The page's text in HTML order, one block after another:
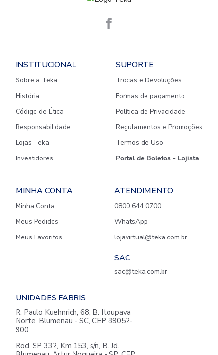
INSTITUCIONAL
Sobre a Teka
História
Código de Ética
Responsabilidade
Lojas Teka
Investidores
SUPORTE
Trocas e Devoluções
Formas de pagamento
Política de Privacidade
Regulamentos e Promoções
Termos de Uso
Portal de Boletos - Lojista
MINHA CONTA
Minha Conta
Meus Pedidos
Meus Favoritos
ATENDIMENTO
0800 644 0700
WhatsApp
lojavirtual@teka.com.br
SAC
sac@teka.com.br
UNIDADES FABRIS
R. Paulo Kuehnrich, 68, B. Itoupava
Norte, Blumenau - SC, CEP 89052-
900
Rod. SP 332, Km 153, s/n, B. Jd.